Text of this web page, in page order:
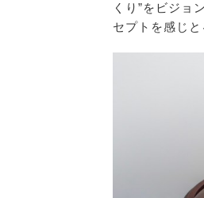
くり”をビジョ
セプトを感じと